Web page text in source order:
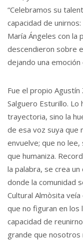
“Celebramos su
capacidad de
María Ángeles con la
descendieron sobre
dejando una
Fue el propio
Salguero Esturillo.
trayectoria, sino la
de esa voz suya que
envuelve; que no
que humaniza.
la palabra, se crea
donde la comunidad
Cultural Almòsita
que no figuran en los
capacidad de
grande que nosotros